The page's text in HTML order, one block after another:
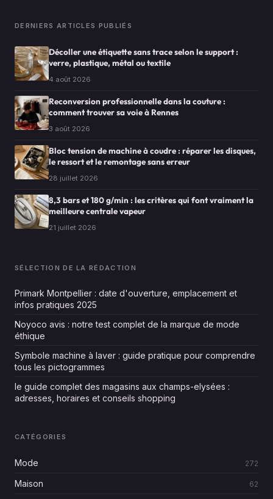
DERNIERS ARTICLES PUBLIÉS
Décoller une étiquette sans trace selon le support :
verre, plastique, métal ou textile
4 août 2026
Reconversion professionnelle dans la couture :
comment trouver sa voie à Rennes
3 août 2026
Bloc tension de machine à coudre : réparer les disques,
le ressort et le remontage sans erreur
28 juillet 2026
8,3 bars et 180 g/min : les critères qui font vraiment la
meilleure centrale vapeur
21 juillet 2026
SÉLECTION DE LA RÉDACTION
Primark Montpellier : date d'ouverture, emplacement et
infos pratiques 2025
Noyoco avis : notre test complet de la marque de mode
éthique
Symbole machine à laver : guide pratique pour comprendre
tous les pictogrammes
le guide complet des magasins aux champs-elysées :
adresses, horaires et conseils shopping
CATÉGORIES
Mode 272
Maison 62